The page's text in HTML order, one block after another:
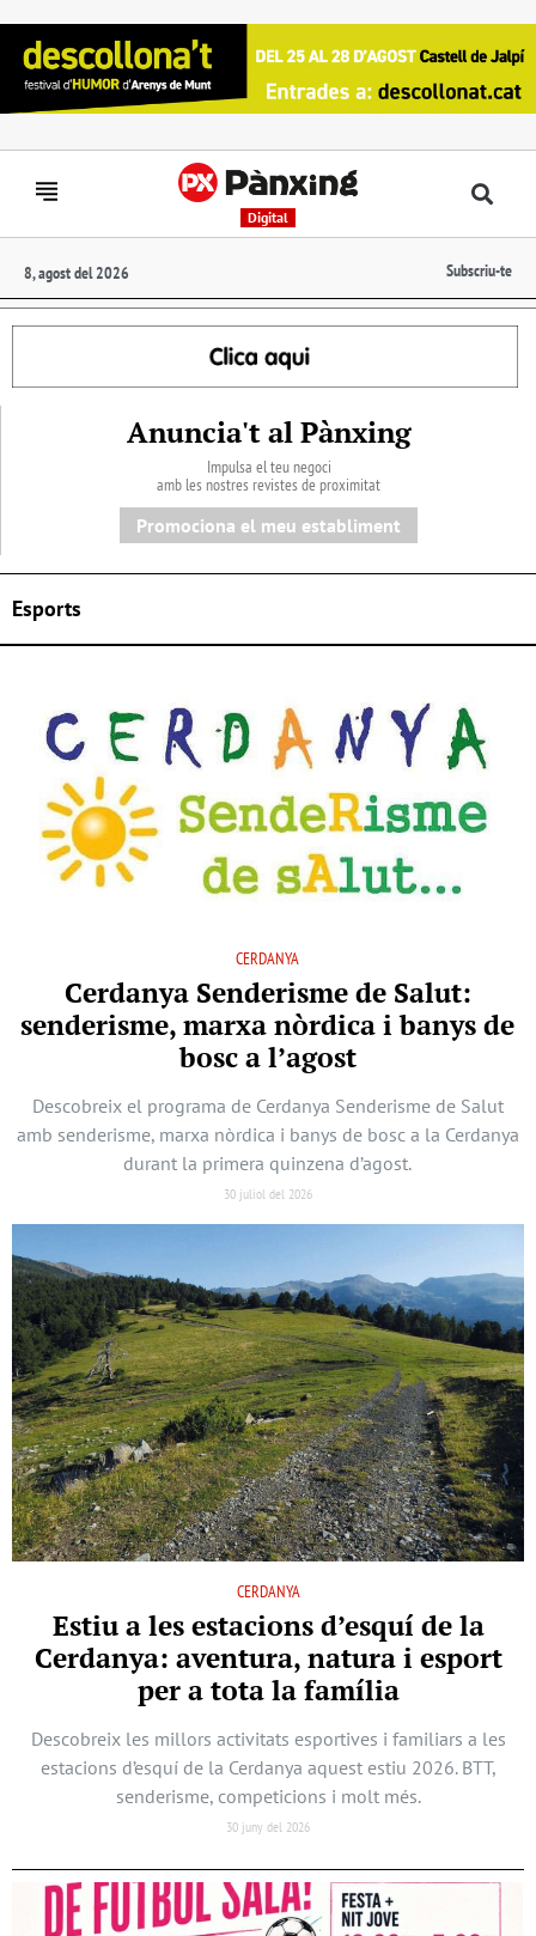
Digital
8, agost del 2026 Subscriu-te
Anuncia't al Pànxing
Impulsa el teu negoci
amb les nostres revistes de proximitat
Promociona el meu establiment
Esports
CERDANYA
Cerdanya Senderisme de Salut:
senderisme, marxa nòrdica i banys de
bosc a l’agost
Descobreix el programa de Cerdanya Senderisme de Salut
amb senderisme, marxa nòrdica i banys de bosc a la Cerdanya
durant la primera quinzena d’agost.
30 juliol del 2026
CERDANYA
Estiu a les estacions d’esquí de la
Cerdanya: aventura, natura i esport
per a tota la família
Descobreix les millors activitats esportives i familiars a les
estacions d’esquí de la Cerdanya aquest estiu 2026. BTT,
senderisme, competicions i molt més.
30 juny del 2026